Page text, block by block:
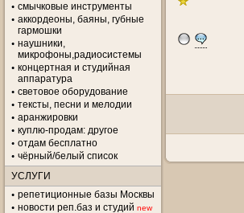
смычковые инструменты
аккордеоны, баяны, губные
гармошки
наушники,
микрофоны,радиосистемы
концертная и студийная
аппаратура
световое оборудование
тексты, песни и мелодии
аранжировки
куплю-продам: другое
отдам бесплатно
чёрный/белый список
УСЛУГИ
репетиционные базы Москвы
новости реп.баз и студий new